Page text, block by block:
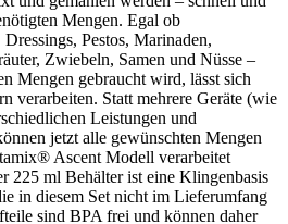
Mengen. Egal ob
Pestos, Marinaden,
Zwiebeln, Samen und Nüsse –
Mengen gebraucht wird, lässt sich
verarbeiten. Statt mehrere Geräte (wie
Leistungen und
jetzt alle gewünschten Mengen
Ascent Modell verarbeitet
225 ml Behälter ist eine Klingenbasis
in diesem Set nicht im Lieferumfang
sind BPA frei und können daher